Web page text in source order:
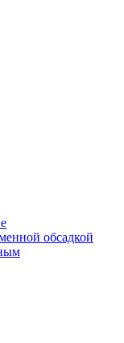
обсадкой